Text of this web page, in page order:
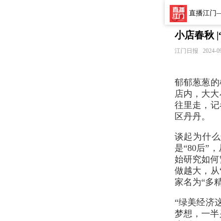
直播江门
小店春秋
江门日报 2024-
郁郁葱葱
店内，大
往里走，
区丹丹。
谈起为什
是“80后”
始研究如
做越大，
家名为“多
“绿美经济
梦想，一